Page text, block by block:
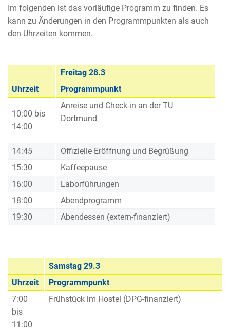
Im folgenden ist das vorläufige Programm zu finden. Es
kann zu Änderungen in den Programmpunkten als auch
den Uhrzeiten kommen.
Freitag 28.3
Uhrzeit
Programmpunkt
10:00 bis
14:00
Anreise und Check-in an der TU
Dortmund
14:45
Offizielle Eröffnung und Begrüßung
15:30
Kaffeepause
16:00
Laborführungen
18:00
Abendprogramm
19:30
Abendessen (extern-finanziert)
Samstag 29.3
Uhrzeit
Programmpunkt
7:00
bis
11:00
Frühstück im Hostel (DPG-finanziert)